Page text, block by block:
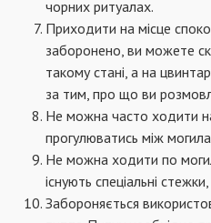
чорних ритуалах.
Приходити на місце
заборонено, ви можете
такому стані, а на
за тим, про що ви
Не можна часто ходити
прогулюватись між
Не можна ходити по
існують спеціальні
Забороняється